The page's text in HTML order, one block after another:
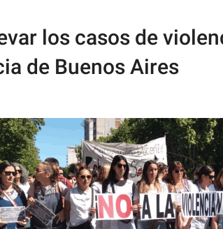
los casos de
de Buenos Aires